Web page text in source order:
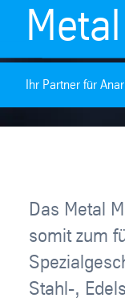
Ihr Partner für
Das Metal
somit zum
Stahl-,